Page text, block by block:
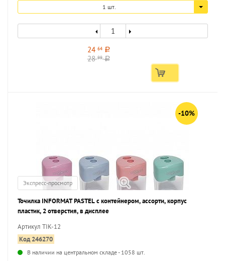
1 шт.
24 64 a
2899 a
-10%
Экспресс-просмотр
Точилка INFORMAT PASTEL с контейнером, ассорти, корпус
пластик, 2 отверстия, в дисплее
Артикул TIK-12
Код 246270
В наличии на центральном складе - 1058 шт.